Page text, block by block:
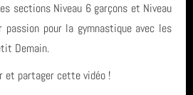
ACCES BUREAU
Catégories
sections Niveau 6 garçons et Niveau
pour la gymnastique avec les
Demain.
et partager cette vidéo !